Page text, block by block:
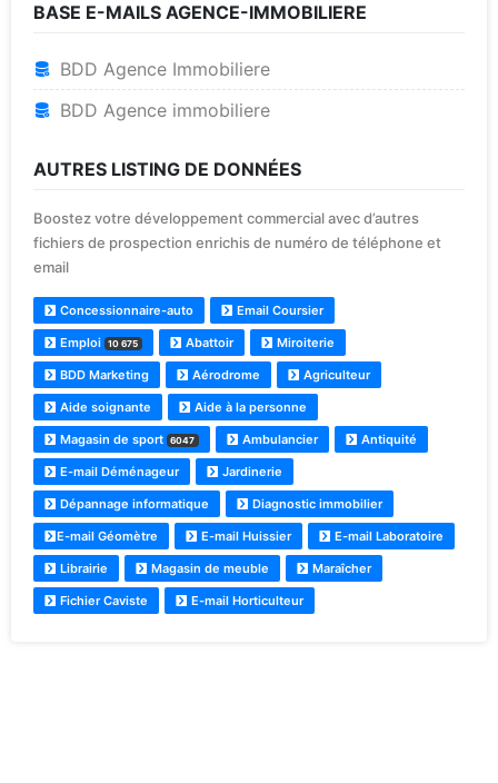
BASE E-MAILS AGENCE-IMMOBILIERE
BDD Agence Immobiliere
BDD Agence immobiliere
AUTRES LISTING DE DONNÉES
Boostez votre développement commercial avec d’autres
fichiers de prospection enrichis de numéro de téléphone et
email
Concessionnaire-auto Email Coursier
Emploi 10 675 Abattoir Miroiterie
BDD Marketing Aérodrome Agriculteur
Aide soignante Aide à la personne
Magasin de sport 6047 Ambulancier Antiquité
E-mail Déménageur Jardinerie
Dépannage informatique Diagnostic immobilier
E-mail Géomètre E-mail Huissier E-mail Laboratoire
Librairie Magasin de meuble Maraîcher
Fichier Caviste E-mail Horticulteur